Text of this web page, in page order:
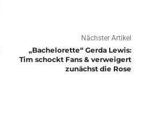
Nächster Artikel
„Bachelorette“ Gerda Lewis:
Tim schockt Fans & verweigert
zunächst die Rose